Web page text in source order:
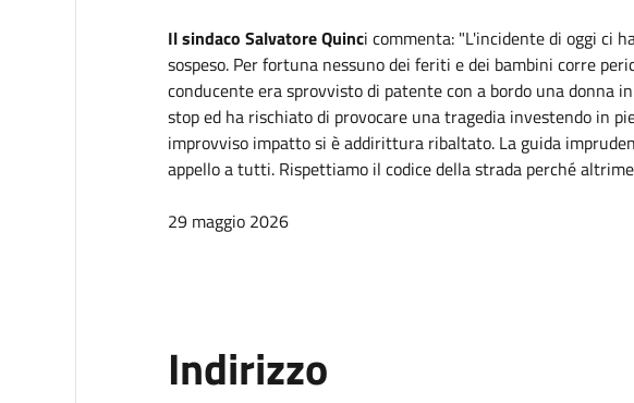
Il sindaco Salvatore Quinci commenta: "L'incidente di oggi ci
sospeso. Per fortuna nessuno dei feriti e dei bambini corre
conducente era sprovvisto di patente con a bordo una donna
stop ed ha rischiato di provocare una tragedia investendo in
improvviso impatto si è addirittura ribaltato. La guida
appello a tutti. Rispettiamo il codice della strada perché
29 maggio 2026
Indirizzo